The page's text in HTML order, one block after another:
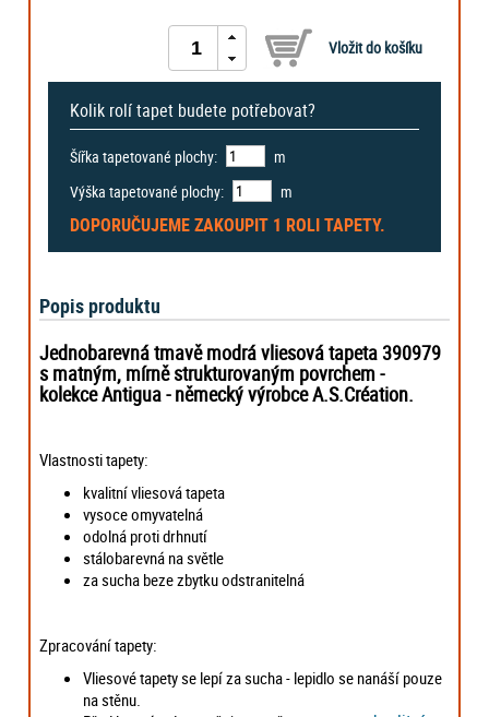
Kolik rolí tapet budete potřebovat?
Šířka tapetované plochy:
m
Výška tapetované plochy:
m
DOPORUČUJEME ZAKOUPIT 1 ROLITAPETY.
Popis produktu
Jednobarevná tmavě modrá vliesová tapeta 390979
s matným, mírně strukturovaným povrchem -
kolekce Antigua -německý výrobceA.S.Création.
Vlastnosti tapety:
kvalitní vliesová tapeta
vysoce omyvatelná
odolná proti drhnutí
stálobarevná na světle
za sucha beze zbytku odstranitelná
Zpracování tapety:
Vliesové tapety se lepí za sucha - lepidlo se nanáší pouze
na stěnu.